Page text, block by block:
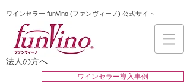
ワインセラー funVino (ファンヴィーノ) 公式サイト
法人の方へ
ワインセラー導入事例